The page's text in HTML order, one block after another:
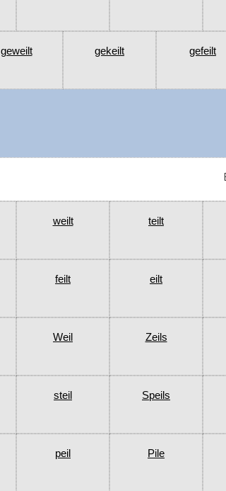
geweilt gekeilt gefeilt
weilt teilt
feilt eilt
Weil Zeils
steil Speils
peil Pile